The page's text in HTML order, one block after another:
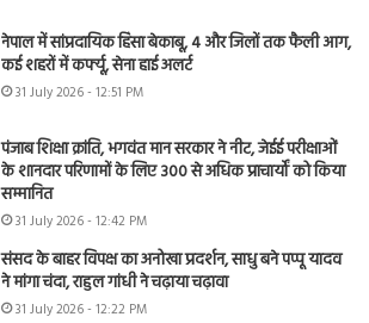
नेपाल में सांप्रदायिक हिंसा बेकाबू, 4 और जिलों तक फैली आग,
कई शहरों में कर्फ्यू, सेना हाई अलर्ट
31 July 2026 - 12:51 PM
पंजाब शिक्षा क्रांति, भगवंत मान सरकार ने नीट, जेईई परीक्षाओं
के शानदार परिणामों के लिए 300 से अधिक प्राचार्यों को किया
सम्मानित
31 July 2026 - 12:42 PM
संसद के बाहर विपक्ष का अनोखा प्रदर्शन, साधु बने पप्पू यादव
ने मांगा चंदा, राहुल गांधी ने चढ़ाया चढ़ावा
31 July 2026 - 12:22 PM